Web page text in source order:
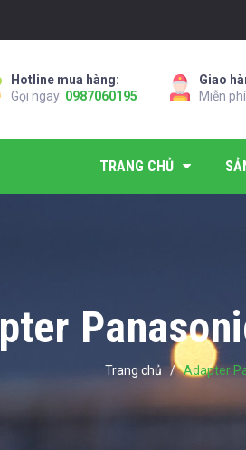
Hotline mua hàng:
Gọi ngay: 0987060195
Giao
Miễn
TRANG CHỦ
Trang chủ / Adapter